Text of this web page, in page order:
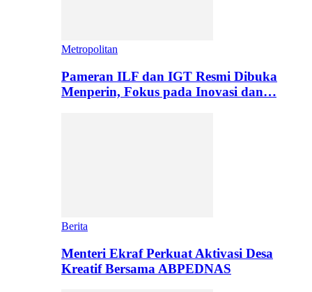
Metropolitan
Pameran ILF dan IGT Resmi Dibuka
Menperin, Fokus pada Inovasi dan…
Berita
Menteri Ekraf Perkuat Aktivasi Desa
Kreatif Bersama ABPEDNAS